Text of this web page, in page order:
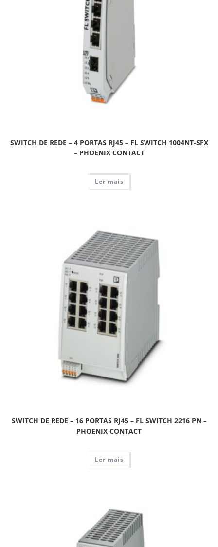
SWITCH DE REDE – 4 PORTAS RJ45 – FL SWITCH 1004NT-SFX
– PHOENIX CONTACT
Ler mais
SWITCH DE REDE – 16 PORTAS RJ45 – FL SWITCH 2216 PN –
PHOENIX CONTACT
Ler mais